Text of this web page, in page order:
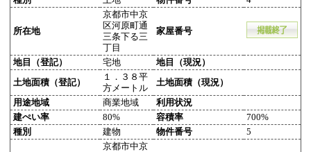
所在地
京都市中京
区河原町通
三条下る三
丁目
家屋番号
地目（登記） 宅地 地目（現況）
土地面積（登記）
１．３８平
方メートル
土地面積（現況）
用途地域 商業地域
利用状況
建ぺい率
80% 容積率
700%
種別
建物 物件番号 5
京都市中京